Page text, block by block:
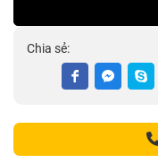
Chia sẻ: